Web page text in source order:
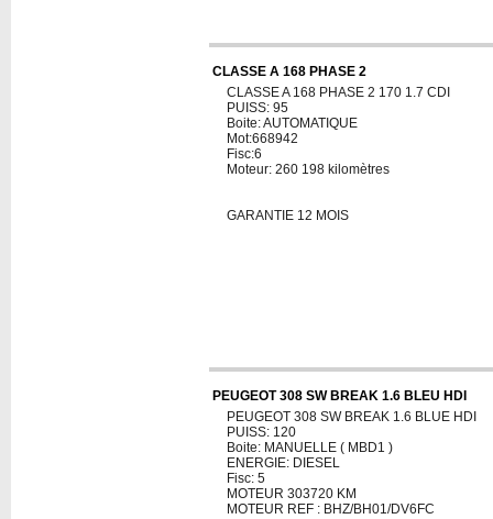
CLASSE A 168 PHASE 2
CLASSE A 168 PHASE 2 170 1.7 CDI
PUISS: 95
Boite: AUTOMATIQUE
Mot:668942
Fisc:6
Moteur: 260 198 kilomètres
GARANTIE 12 MOIS
PEUGEOT 308 SW BREAK 1.6 BLEU HDI
PEUGEOT 308 SW BREAK 1.6 BLUE HDI
PUISS: 120
Boite: MANUELLE ( MBD1 )
ENERGIE: DIESEL
Fisc: 5
MOTEUR 303720 KM
MOTEUR REF : BHZ/BH01/DV6FC